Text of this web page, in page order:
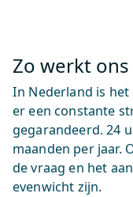
Zo werkt
In Nederland is
er een constante
gegarandeerd. 24
maanden per jaar.
de vraag en het
evenwicht zijn.